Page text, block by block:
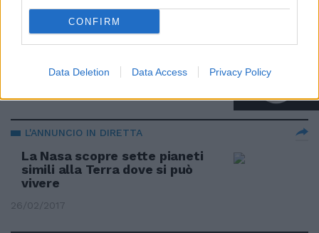
CONFIRM
Data Deletion Data Access Privacy Policy
L'ULTIMA DELL'ANNO
l'eclissi di Luna
L'ANNUNCIO IN DIRETTA
La Nasa scopre sette pianeti
simili alla Terra dove si può
vivere
26/02/2017